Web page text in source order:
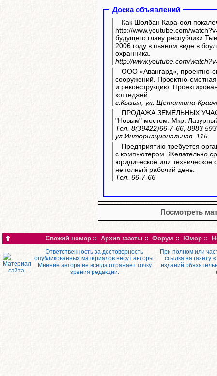
Доска объявлений
Как Шолбан Кара-оол
http://www.youtube.com/
будущего главу республики
2006 году в пьяном виде в
охранника.
http://www.youtube.com/
ООО «Авангард», проектно-
сооружений. Проектно-
и реконструкцию.
коттеджей.
г.Кызыл, ул. Щетинкина-
ПРОДАЖА ЗЕМЕЛЬНЫХ
"Новым" мостом. Мкр.
Тел. 8(39422)66-7-66, 8983
ул.Интернациональная, 115.
Предприятию требуется
с компьютером. Желательно
юридическое или
неполный рабочий день.
Тел. 66-7-66
Посмотреть
Свежий номер :: Архив газеты :: Форум :: Юмор ::
Ответственность за достоверность
опубликованных материалов несут авторы.
Мнение автора не всегда отражает точку
зрения редакции.
При полном или
ссылка на газету
изданий